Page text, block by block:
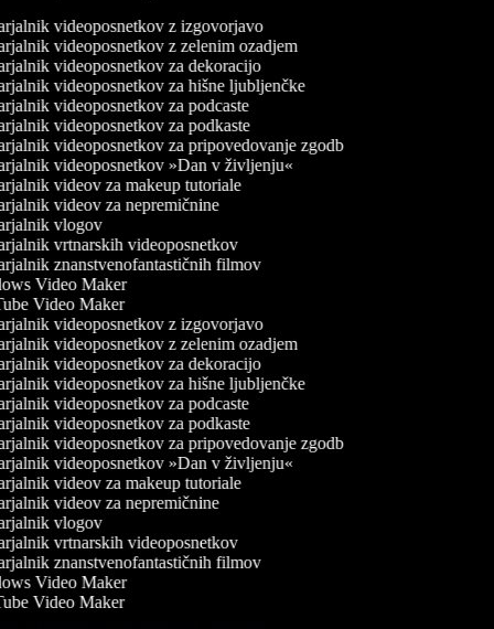
videoposnetkov z izgovorjavo
videoposnetkov z zelenim ozadjem
videoposnetkov za dekoracijo
videoposnetkov za hišne ljubljenčke
videoposnetkov za podcaste
videoposnetkov za podkaste
videoposnetkov za pripovedovanje zgodb
videoposnetkov »Dan v življenju«
videov za makeup tutoriale
videov za nepremičnine
vlogov
vrtnarskih videoposnetkov
znanstvenofantastičnih filmov
Video Maker
Video Maker
videoposnetkov z izgovorjavo
videoposnetkov z zelenim ozadjem
videoposnetkov za dekoracijo
videoposnetkov za hišne ljubljenčke
videoposnetkov za podcaste
videoposnetkov za podkaste
videoposnetkov za pripovedovanje zgodb
videoposnetkov »Dan v življenju«
videov za makeup tutoriale
videov za nepremičnine
vlogov
vrtnarskih videoposnetkov
znanstvenofantastičnih filmov
Video Maker
Video Maker